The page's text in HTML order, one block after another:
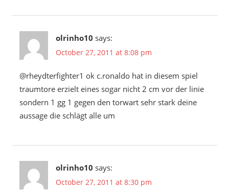
olrinho10 says:
October 27, 2011 at 8:08 pm
@rheydterfighter1 ok c.ronaldo hat in diesem spiel
traumtore erzielt eines sogar nicht 2 cm vor der linie
sondern 1 gg 1 gegen den torwart sehr stark deine
aussage die schlägt alle um
olrinho10 says:
October 27, 2011 at 8:30 pm